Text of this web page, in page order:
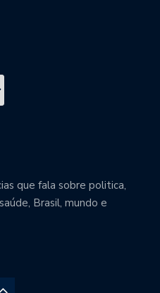
que fala sobre politica,
Brasil, mundo e